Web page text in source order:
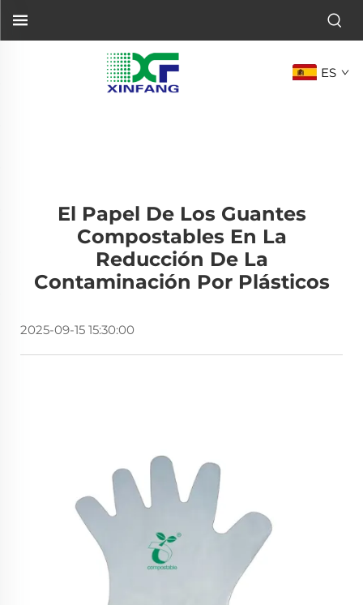
ES
El Papel De Los Guantes
Compostables En La
Reducción De La
Contaminación Por Plásticos
2025-09-15 15:30:00